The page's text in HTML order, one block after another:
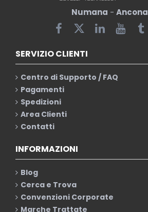
Numana - Ancona
SERVIZIO CLIENTI
Centro di Supporto / FAQ
Pagamenti
Spedizioni
Area Clienti
Contatti
INFORMAZIONI
Blog
Cerca e Trova
Convenzioni Corporate
Marche Trattate